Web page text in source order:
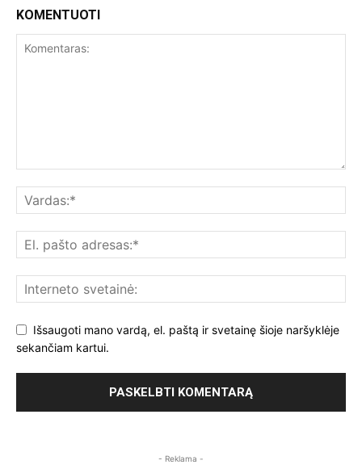
KOMENTUOTI
Išsaugoti mano vardą, el. paštą ir svetainę šioje naršyklėje
sekančiam kartui.
- Reklama -